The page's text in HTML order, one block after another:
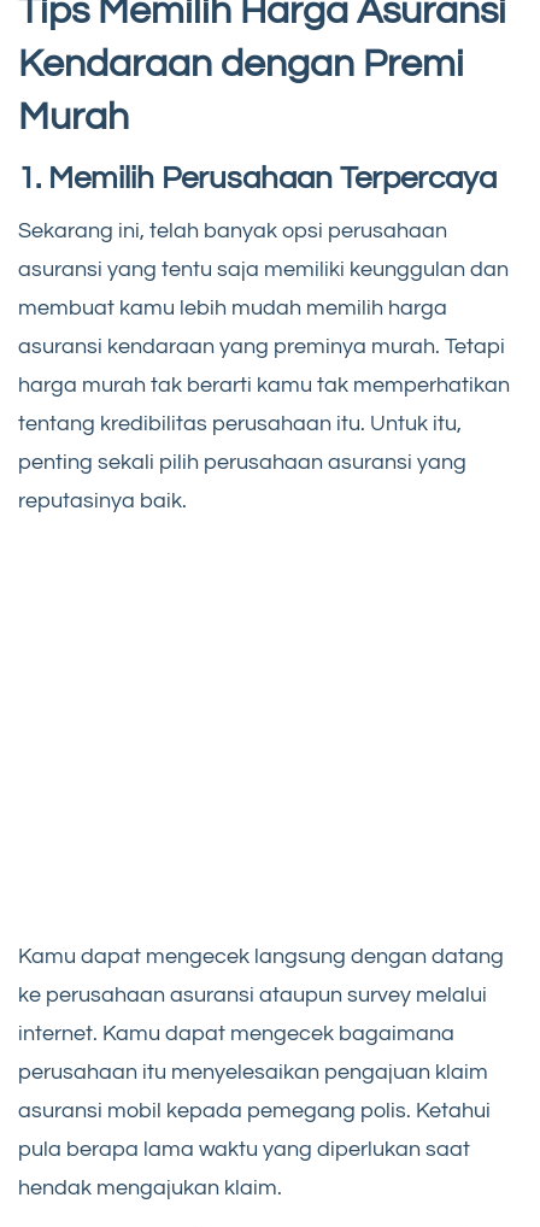
Tips Memilih Harga Asuransi
Kendaraan dengan Premi
Murah
1. Memilih Perusahaan Terpercaya
Sekarang ini, telah banyak opsi perusahaan
asuransi yang tentu saja memiliki keunggulan dan
membuat kamu lebih mudah memilih harga
asuransi kendaraan yang preminya murah. Tetapi
harga murah tak berarti kamu tak memperhatikan
tentang kredibilitas perusahaan itu. Untuk itu,
penting sekali pilih perusahaan asuransi yang
reputasinya baik.
Kamu dapat mengecek langsung dengan datang
ke perusahaan asuransi ataupun survey melalui
internet. Kamu dapat mengecek bagaimana
perusahaan itu menyelesaikan pengajuan klaim
asuransi mobil kepada pemegang polis. Ketahui
pula berapa lama waktu yang diperlukan saat
hendak mengajukan klaim.